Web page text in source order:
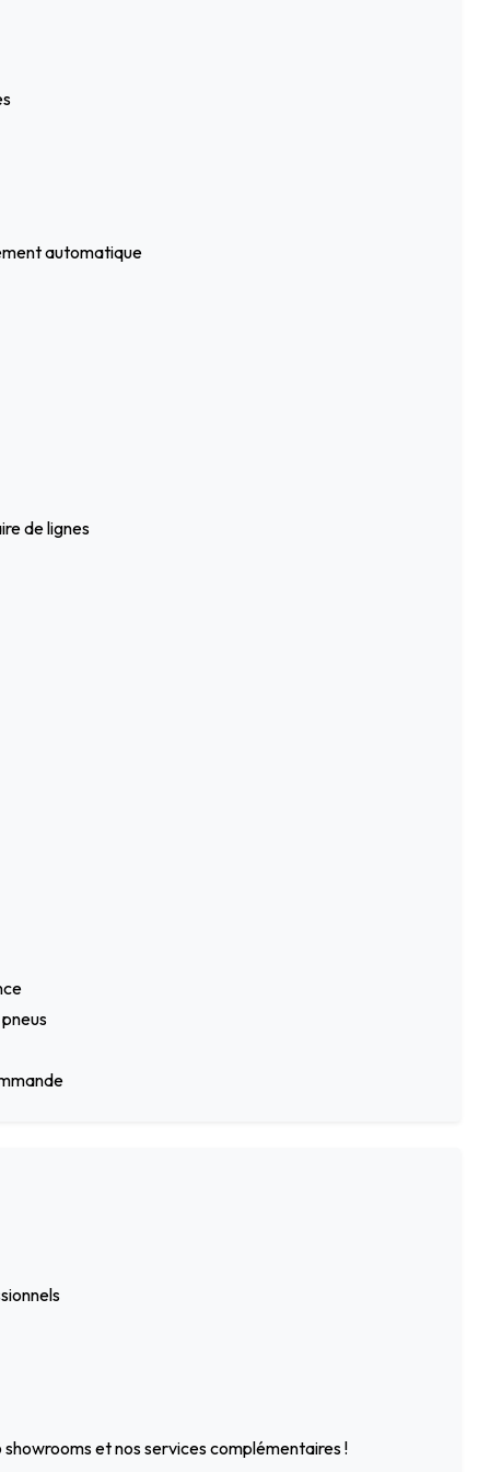
automatique
de lignes
et nos services complémentaires !